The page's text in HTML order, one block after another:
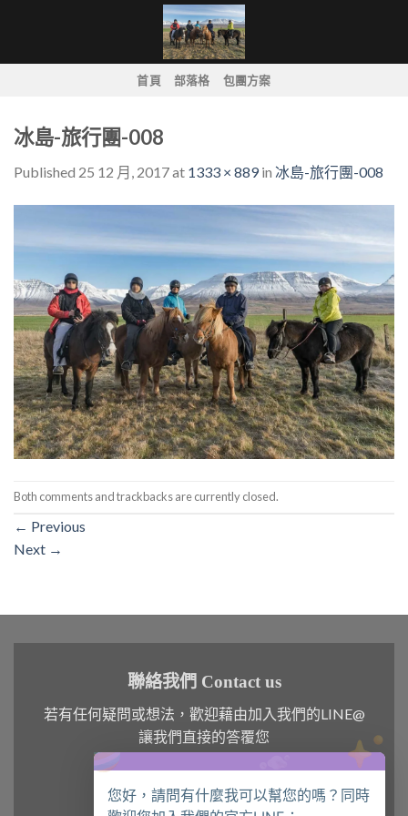
首頁 部落格 包團方案
冰島-旅行團-008
Published 25 12 月, 2017at 1333 × 889in 冰島-旅行團-008
Both comments and trackbacks are currently closed.
← Previous
Next →
聯絡我們 Contact us
若有任何疑問或想法，歡迎藉由加入我們的LINE@
讓我們直接的答覆您
您好，請問有什麼我可以幫您的嗎？同時